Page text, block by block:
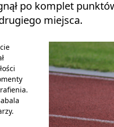
po komplet
miejsca.